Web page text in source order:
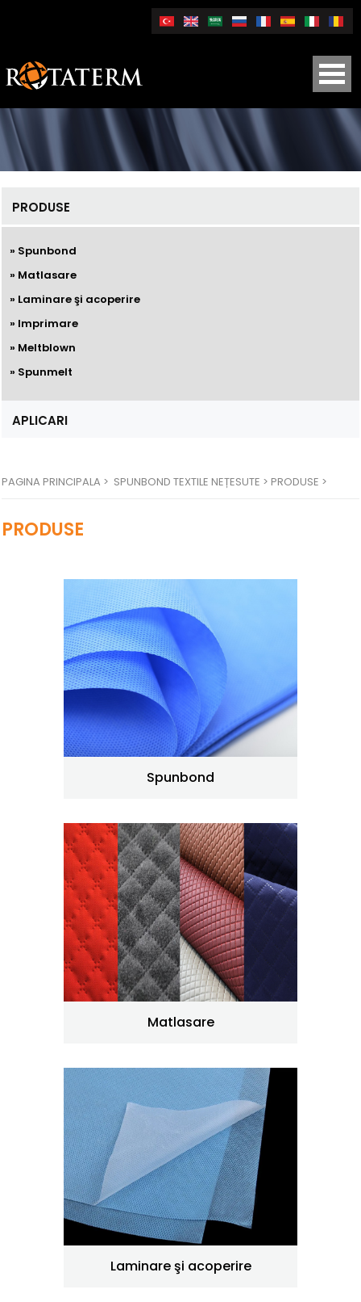
PRODUSE
» Spunbond
» Matlasare
» Laminare şi acoperire
» Imprimare
» Meltblown
» Spunmelt
APLICARI
PAGINA PRINCIPALA > SPUNBOND TEXTILE NEȚESUTE > PRODUSE >
PRODUSE
Spunbond
Matlasare
Laminare şi acoperire